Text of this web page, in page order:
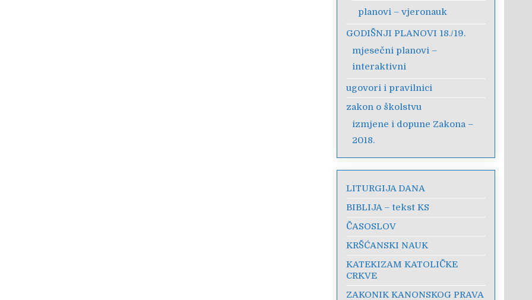
planovi – vjeronauk
GODIŠNJI PLANOVI 18./19.
mjesečni planovi –
interaktivni
ugovori i pravilnici
zakon o školstvu
izmjene i dopune Zakona –
2018.
LITURGIJA DANA
BIBLIJA – tekst KS
ČASOSLOV
KRŠĆANSKI NAUK
KATEKIZAM KATOLIČKE
CRKVE
ZAKONIK KANONSKOG PRAVA